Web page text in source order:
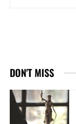
DON'T MISS